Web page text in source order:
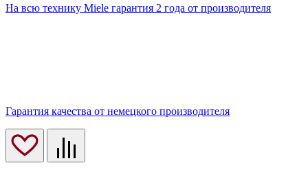
На всю технику Miele гарантия 2 года от производителя
Гарантия качества от немецкого производителя